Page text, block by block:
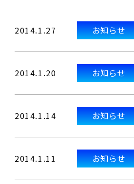
2014.1.27 お知らせ
2014.1.20 お知らせ
2014.1.14 お知らせ
2014.1.11 お知らせ